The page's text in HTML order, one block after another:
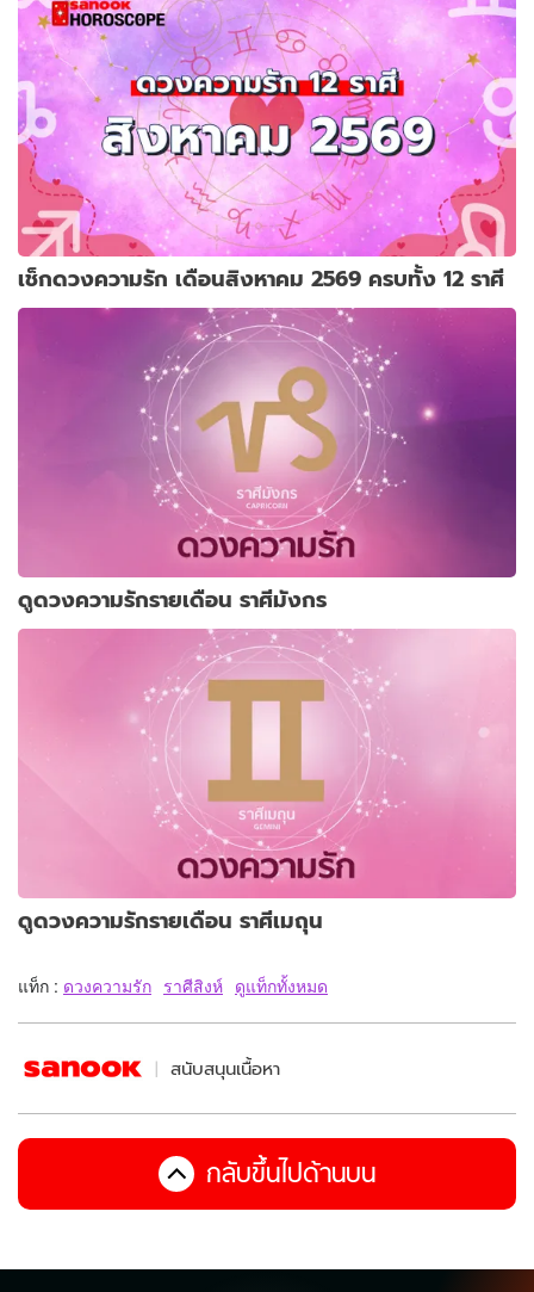
เช็กดวงความรัก เดือนสิงหาคม 2569 ครบทั้ง 12 ราศี
ดูดวงความรักรายเดือน ราศีมังกร
ดูดวงความรักรายเดือน ราศีเมถุน
แท็ก : ดวงความรัก ราศีสิงห์ ดูแท็กทั้งหมด
สนับสนุนเนื้อหา
กลับขึ้นไปด้านบน